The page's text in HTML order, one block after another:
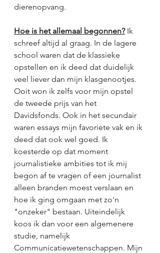
dierenopvang.
Hoe is het allemaal begonnen? Ik
schreef altijd al graag. In de lagere
school waren dat de klassieke
opstellen en ik deed dat duidelijk
veel liever dan mijn klasgenootjes.
Ooit won ik zelfs voor mijn opstel
de tweede prijs van het
Davidsfonds. Ook in het secundair
waren essays mijn favoriete vak en ik
deed dat ook wel goed. Ik
koesterde op dat moment
journalistieke ambities tot ik mij
begon af te vragen of een journalist
alleen branden moest verslaan en
hoe ik ging omgaan met zo'n
"onzeker" bestaan. Uiteindelijk
koos ik dan voor een algemenere
studie, namelijk
Communicatiewetenschappen. Mijn